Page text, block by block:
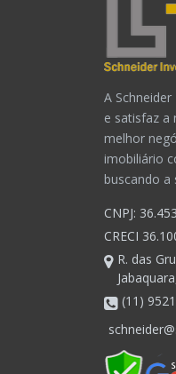
A
e satisfaz a
melhor
imobiliário
buscando a
CNPJ:
CRECI
R. das
(11)